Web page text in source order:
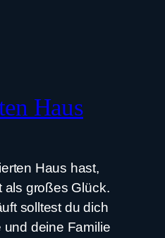
Haus
Haus hast,
als großes Glück.
solltest du dich
deine Familie